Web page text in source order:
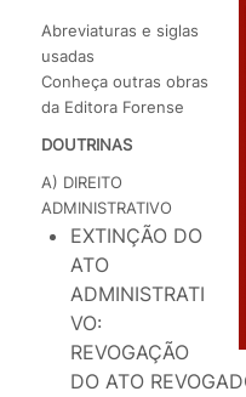
Abreviaturas e siglas
usadas
Conheça outras obras
da Editora Forense
DOUTRINAS
A) DIREITO
ADMINISTRATIVO
EXTINÇÃO DO
ATO
ADMINISTRATI
VO:
REVOGAÇÃO
DO ATO